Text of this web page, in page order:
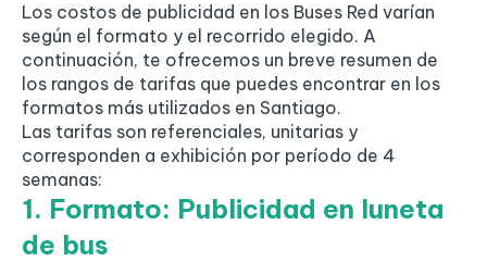
Los costos de publicidad en los Buses Red varían
según el formato y el recorrido elegido. A
continuación, te ofrecemos un breve resumen de
los rangos de tarifas que puedes encontrar en los
formatos más utilizados en Santiago.
Las tarifas son referenciales, unitarias y
corresponden a exhibición por período de 4
semanas:
1. Formato: Publicidad en luneta
de bus